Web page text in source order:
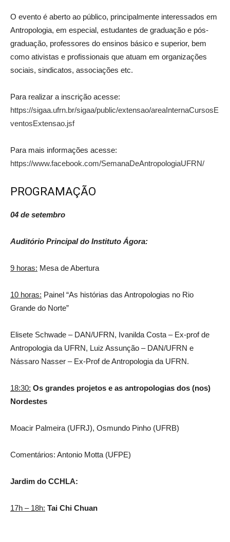
O evento é aberto ao público, principalmente interessados em
Antropologia, em especial, estudantes de graduação e pós-
graduação, professores do ensinos básico e superior, bem
como ativistas e profissionais que atuam em organizações
sociais, sindicatos, associações etc.
Para realizar a inscrição acesse:
https://sigaa.ufrn.br/sigaa/public/extensao/areaInternaCursosE
ventosExtensao.jsf
Para mais informações acesse:
https://www.facebook.com/SemanaDeAntropologiaUFRN/
PROGRAMAÇÃO
04 de setembro
Auditório Principal do Instituto Ágora:
9 horas: Mesa de Abertura
10 horas: Painel “As histórias das Antropologias no Rio
Grande do Norte”
Elisete Schwade – DAN/UFRN, Ivanilda Costa – Ex-prof de
Antropologia da UFRN, Luiz Assunção – DAN/UFRN e
Nássaro Nasser – Ex-Prof de Antropologia da UFRN.
18:30: Os grandes projetos e as antropologias dos (nos)
Nordestes
Moacir Palmeira (UFRJ), Osmundo Pinho (UFRB)
Comentários: Antonio Motta (UFPE)
Jardim do CCHLA:
17h – 18h: Tai Chi Chuan